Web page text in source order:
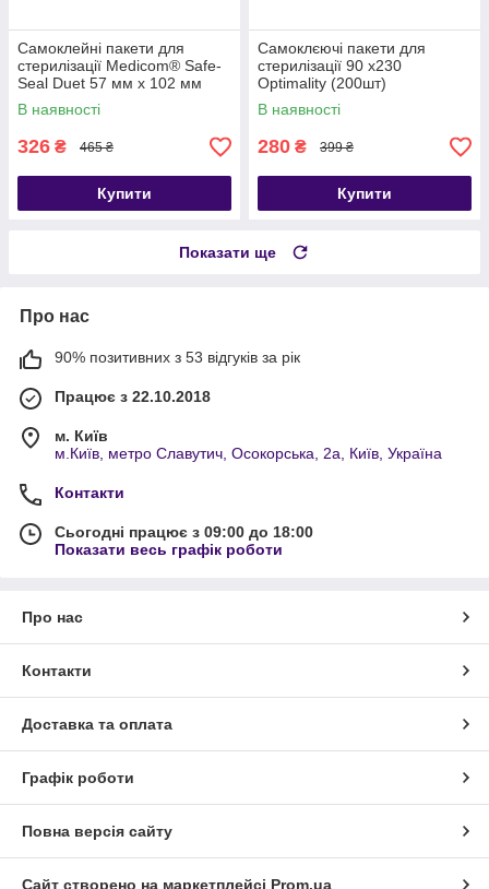
Самоклейні пакети для
стерилізації Medicom® Safe-
Seal Duet 57 мм х 102 мм
В наявності
326 ₴ 465 ₴
Купити
Самоклєючі пакети для
стерилізації 90 x230
Optimality (200шт)
В наявності
280 ₴ 399 ₴
Купити
Показати ще
Про нас
90% позитивних з 53 відгуків за рік
Працює з 22.10.2018
м. Київ
м.Київ, метро Славутич, Осокорська, 2а, Київ, Україна
Контакти
Сьогодні працює з 09:00 до 18:00
Показати весь графік роботи
Про нас
Контакти
Доставка та оплата
Графік роботи
Повна версія сайту
Сайт створено на маркетплейсі Prom.ua